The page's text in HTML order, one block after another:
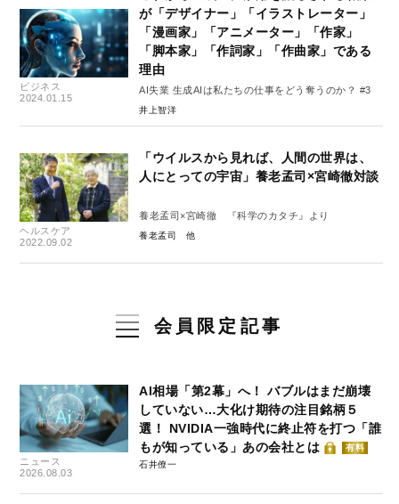
ビジネス
2024.01.15
が「デザイナー」「イラストレーター」
「漫画家」「アニメーター」「作家」
「脚本家」「作詞家」「作曲家」である
理由
AI失業 生成AIは私たちの仕事をどう奪うのか？ #3
井上智洋
ヘルスケア
2022.09.02
「ウイルスから見れば、人間の世界は、
人にとっての宇宙」養老孟司×宮崎徹対談
養老孟司×宮崎徹 『科学のカタチ』より
養老孟司
会員限定記事
ニュース
2026.08.03
AI相場「第2幕」へ！ バブルはまだ崩壊
していない…大化け期待の注目銘柄５
選！ NVIDIA一強時代に終止符を打つ「誰
もが知っている」あの会社とは
有料
石井僚一